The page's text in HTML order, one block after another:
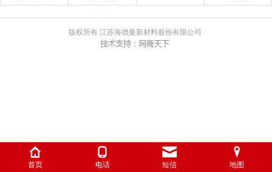
版权所有 江苏海德曼新材料股份有限公司
首页 电话 短信 地图